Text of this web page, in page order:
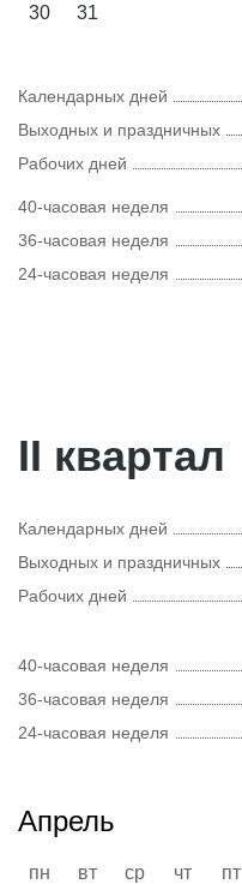
30
31
Календарных дней
Выходных и праздничных
Рабочих дней
40-часовая неделя
36-часовая неделя
24-часовая неделя
II квартал
Календарных дней
Выходных и праздничных
Рабочих дней
40-часовая неделя
36-часовая неделя
24-часовая неделя
Апрель
пн вт ср чт пт